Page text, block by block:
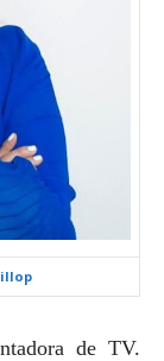
de TV.